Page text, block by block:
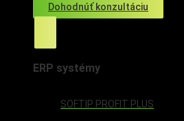
Dohodnúť konzultáciu
ERP systémy
SOFTIP PROFIT PLUS